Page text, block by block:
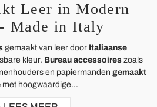
Leer in Modern
Made in Italy
gemaakt van leer door Italiaanse
kleur. Bureau accessoires zoals
en papiermanden gemaakt
met hoogwaardige...